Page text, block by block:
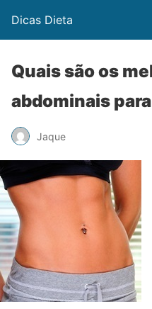
Dicas Dieta
Quais são os
abdominais
Jaque